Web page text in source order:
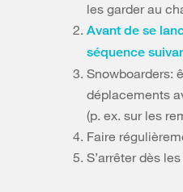
les garder au
Avant de se
séquence
Snowboarders:
déplacements
(p. ex. sur les
Faire
S’arrêter dès